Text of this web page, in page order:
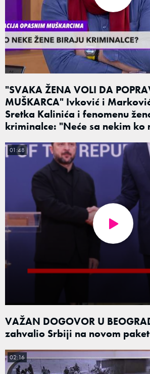
"SVAKA ŽENA VOLI DA
MUŠKARCA" Ivković i
Sretka Kalinića i fenomenu
kriminalce: "Neće sa nekim ko
VAŽAN DOGOVOR U
zahvalio Srbiji na novom
01:48
02:16